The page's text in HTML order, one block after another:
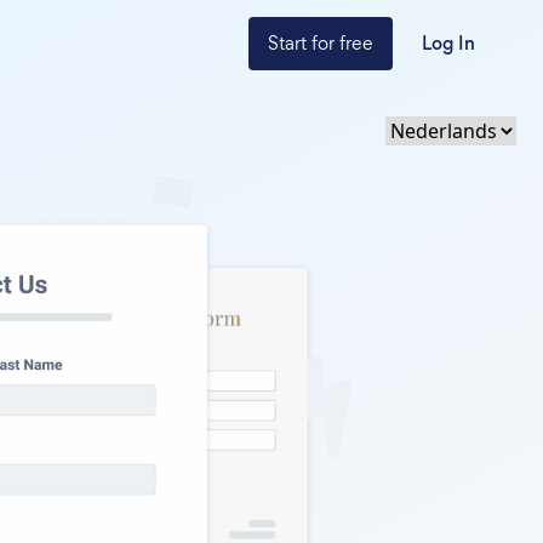
Start for free Log In